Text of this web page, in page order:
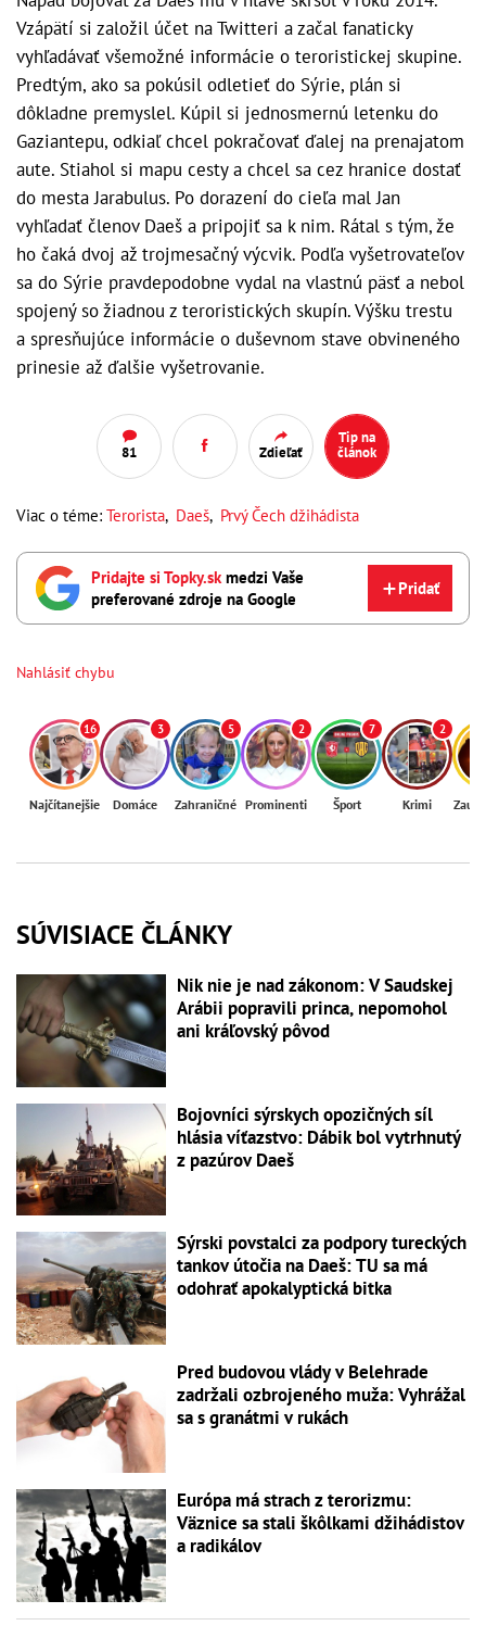
Vzápätí si založil účet na Twitteri a začal fanaticky
vyhľadávať všemožné informácie o teroristickej skupine.
Predtým, ako sa pokúsil odletieť do Sýrie, plán si
dôkladne premyslel. Kúpil si jednosmernú letenku do
Gaziantepu, odkiaľ chcel pokračovať ďalej na prenajatom
aute. Stiahol si mapu cesty a chcel sa cez hranice dostať
do mesta Jarabulus. Po dorazení do cieľa mal Jan
vyhľadať členov Daeš a pripojiť sa k nim. Rátal s tým, že
ho čaká dvoj až trojmesačný výcvik. Podľa vyšetrovateľov
sa do Sýrie pravdepodobne vydal na vlastnú päsť a nebol
spojený so žiadnou z teroristických skupín. Výšku trestu
a spresňujúce informácie o duševnom stave obvineného
prinesie až ďalšie vyšetrovanie.
81 Zdieľať
Tip na
článok
Viac o téme: Terorista, Daeš, Prvý Čech džihádista
Pridajte si Topky.sk medzi Vaše
preferované zdroje na Google
Pridať
Nahlásiť chybu
16
Najčítanejšie
3
Domáce
5
Zahraničné
2
Prominenti
7
Šport
2
Krimi
SÚVISIACE ČLÁNKY
Nik nie je nad zákonom: V Saudskej
Arábii popravili princa, nepomohol
ani kráľovský pôvod
Bojovníci sýrskych opozičných síl
hlásia víťazstvo: Dábik bol vytrhnutý
z pazúrov Daeš
Sýrski povstalci za podpory tureckých
tankov útočia na Daeš: TU sa má
odohrať apokalyptická bitka
Pred budovou vlády v Belehrade
zadržali ozbrojeného muža: Vyhrážal
sa s granátmi v rukách
Európa má strach z terorizmu:
Väznice sa stali škôlkami džihádistov
a radikálov